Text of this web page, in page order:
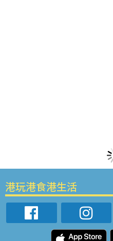
港玩港食港生活